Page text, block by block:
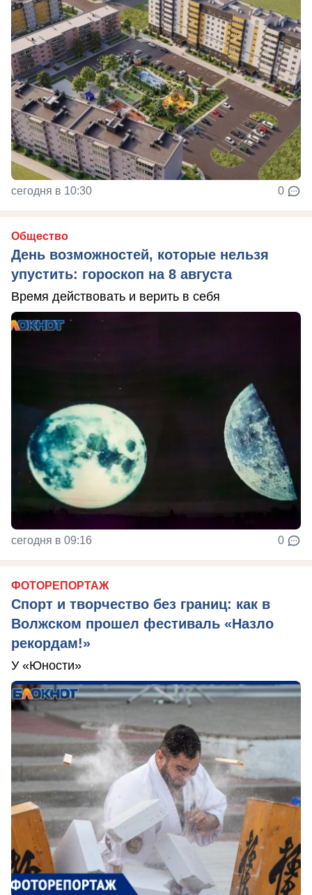
сегодня в 10:30 0
Общество
День возможностей, которые нельзя
упустить: гороскоп на 8 августа
Время действовать и верить в себя
сегодня в 09:16 0
ФОТОРЕПОРТАЖ
Спорт и творчество без границ: как в
Волжском прошел фестиваль «Назло
рекордам!»
У «Юности»